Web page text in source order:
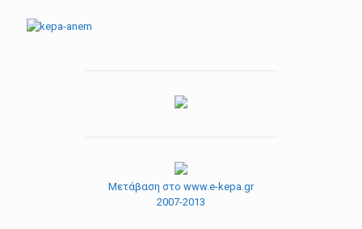
Μετάβαση στο www.e-kepa.gr
2007-2013